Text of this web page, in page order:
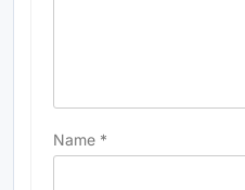
Name *